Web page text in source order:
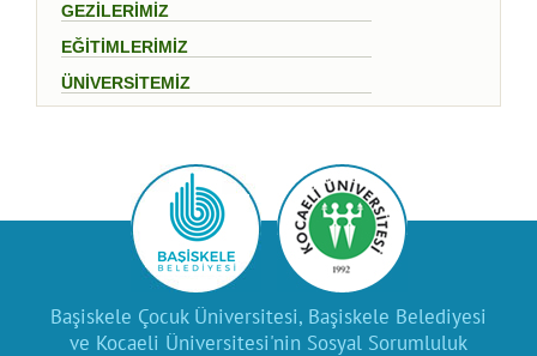
GEZİLERİMİZ
EĞİTİMLERİMİZ
ÜNİVERSİTEMİZ
Başiskele Çocuk Üniversitesi, Başiskele Belediyesi
ve Kocaeli Üniversitesi'nin Sosyal Sorumluluk